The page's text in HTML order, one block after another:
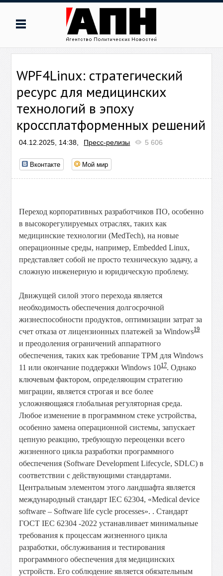
WPF4Linux: стратегический
ресурс для медицинских
технологий в эпоху
кроссплатформенных решений
04.12.2025, 14:38, Пресс-релизы 5 606
Вконтакте Мой мир
Переход корпоративных разработчиков ПО, особенно
в высокорегулируемых отраслях, таких как
медицинские технологии (MedTech), на новые
операционные среды, например, Embedded Linux,
представляет собой не просто техническую задачу, а
сложную инженерную и юридическую проблему.
Движущей силой этого перехода является
необходимость обеспечения долгосрочной
жизнеспособности продуктов, оптимизации затрат за
счет отказа от лицензионных платежей за Windows19
и преодоления ограничений аппаратного
обеспечения, таких как требование TPM для Windows
11 или окончание поддержки Windows 1017. Однако
ключевым фактором, определяющим стратегию
миграции, является строгая и все более
усложняющаяся глобальная регуляторная среда.
Любое изменение в программном стеке устройства,
особенно замена операционной системы, запускает
цепную реакцию, требующую переоценки всего
жизненного цикла разработки программного
обеспечения (Software Development Lifecycle, SDLC) в
соответствии с действующими стандартами.
Центральным элементом этого ландшафта является
международный стандарт IEC 62304, «Medical device
software – Software life cycle processes». . Стандарт
ГОСТ IEC 62304 -2022 устанавливает минимальные
требования к процессам жизненного цикла
разработки, обслуживания и тестирования
программного обеспечения для медицинских
устройств. Его соблюдение является обязательным